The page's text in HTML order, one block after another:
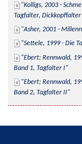
Kolligs, 2003 -
Tagfalter,
Asher, 2001 -
Settele, 1999 - Die
Ebert; Rennwald,
Band 1, Tagfalter I
Ebert; Rennwald,
Band 2, Tagfalter II